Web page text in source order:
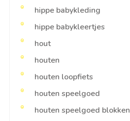
hippe babykleding
hippe babykleertjes
hout
houten
houten loopfiets
houten speelgoed
houten speelgoed blokken